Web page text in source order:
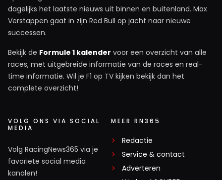
dagelijks het laatste nieuws uit binnen en buitenland. Max
Verstappen gaat in zijn Red Bull op jacht naar nieuwe
successen.
Bekijk de Formule 1 kalender voor een overzicht van alle
races, met uitgebreide informatie van de races en real-
time informatie. Wil je F1 op TV kijken bekijk dan het
complete overzicht!
VOLG ONS VIA SOCIAL
MEDIA
Volg RacingNews365 via je
favoriete social media
kanalen!
MEER RN365
Redactie
Service & contact
Adverteren